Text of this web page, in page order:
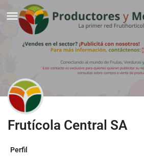
Frutícola Central SA
Perfil